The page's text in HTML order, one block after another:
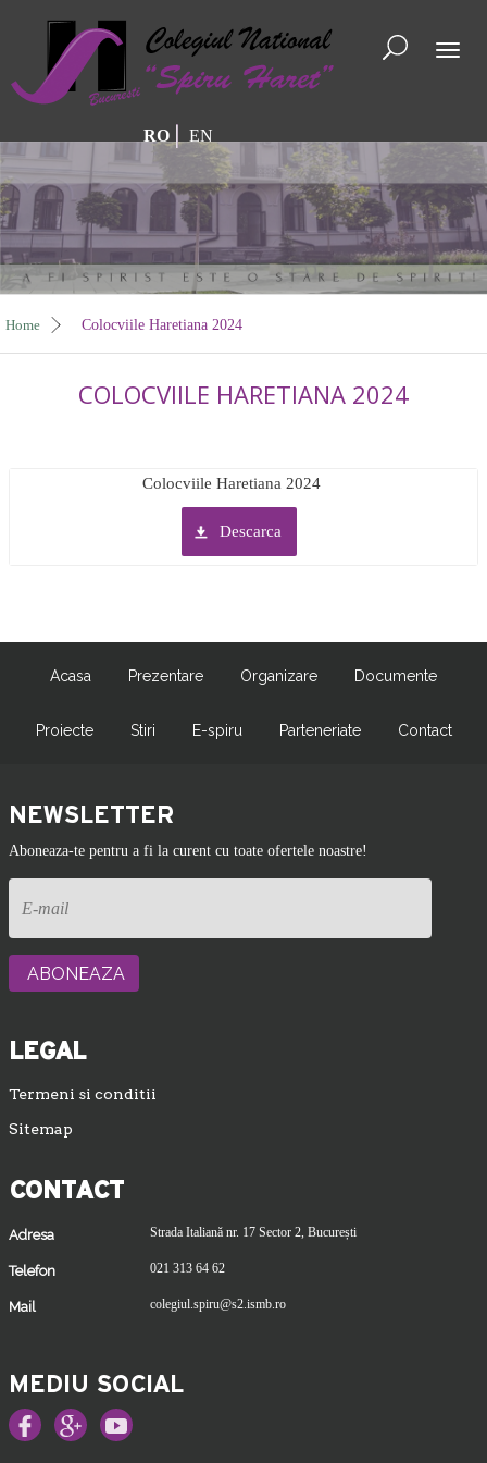
RO EN
Home Colocviile Haretiana 2024
COLOCVIILE HARETIANA 2024
Colocviile Haretiana 2024
Descarca
Acasa Prezentare Organizare Documente
Proiecte Stiri E-spiru Parteneriate Contact
NEWSLETTER
Aboneaza-te pentru a fi la curent cu toate ofertele noastre!
LEGAL
Termeni si conditii
Sitemap
CONTACT
Adresa Strada Italiană nr. 17 Sector 2, București
Telefon 021 313 64 62
Mail colegiul.spiru@s2.ismb.ro
MEDIU SOCIAL